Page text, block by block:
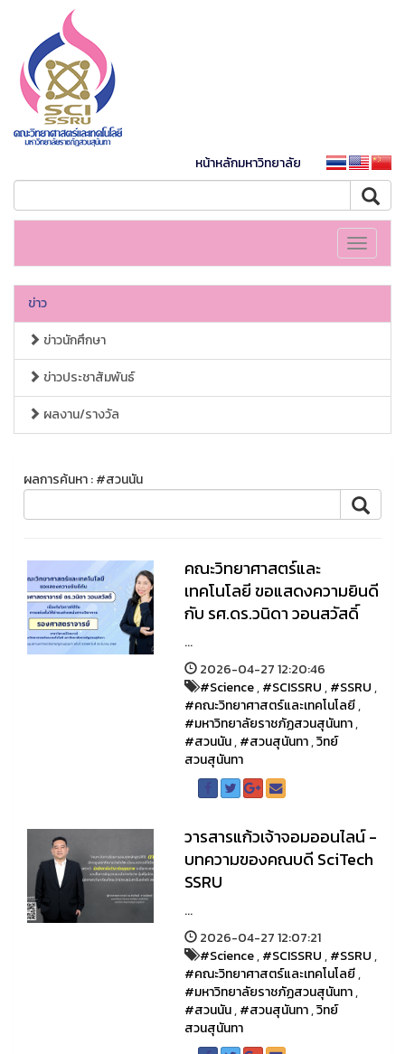
หน้าหลักมหาวิทยาลัย
Toggle
ข่าว
ข่าวนักศึกษา
ข่าวประชาสัมพันธ์
ผลงาน/รางวัล
ผลการค้นหา : #สวนนัน
คณะวิทยาศาสตร์และ
เทคโนโลยี ขอแสดงความยินดี
กับ รศ.ดร.วนิดา วอนสวัสดิ์
...
2026-04-27 12:20:46
#Science,#SCISSRU,#SSRU,
#คณะวิทยาศาสตร์และเทคโนโลยี,
#มหาวิทยาลัยราชภัฏสวนสุนันทา,
#สวนนัน,#สวนสุนันทา,วิทย์
สวนสุนันทา
วารสารแก้วเจ้าจอมออนไลน์ -
บทความของคณบดี SciTech
SSRU
...
2026-04-27 12:07:21
#Science,#SCISSRU,#SSRU,
#คณะวิทยาศาสตร์และเทคโนโลยี,
#มหาวิทยาลัยราชภัฏสวนสุนันทา,
#สวนนัน,#สวนสุนันทา,วิทย์
สวนสุนันทา